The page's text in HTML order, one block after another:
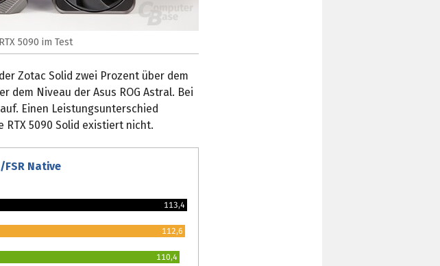
5090 im Test
Zotac Solid zwei Prozent über dem
dem Niveau der Asus ROG Astral. Bei
Einen Leistungsunterschied
RTX 5090 Solid existiert nicht.
FSR Native
113,4
112,6
110,4